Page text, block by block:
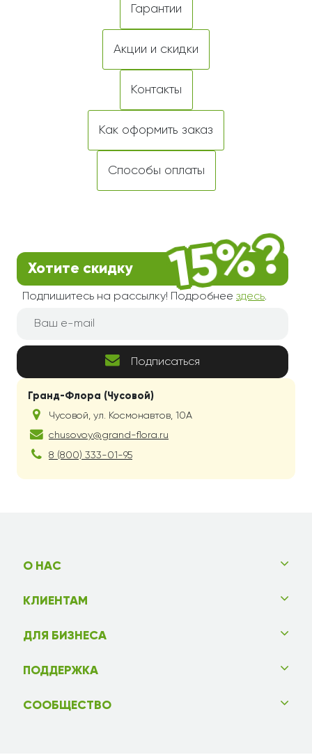
Гарантии
Акции и скидки
Контакты
Как оформить заказ
Способы оплаты
Гранд-Флора (Чусовой)
Чусовой, ул. Космонавтов, 10А
chusovoy@grand-flora.ru
8 (800) 333-01-95
Хотите скидку
Подпишитесь на рассылку! Подробнее здесь.
Подписаться
О НАС
КЛИЕНТАМ
ДЛЯ БИЗНЕСА
ПОДДЕРЖКА
СООБЩЕСТВО